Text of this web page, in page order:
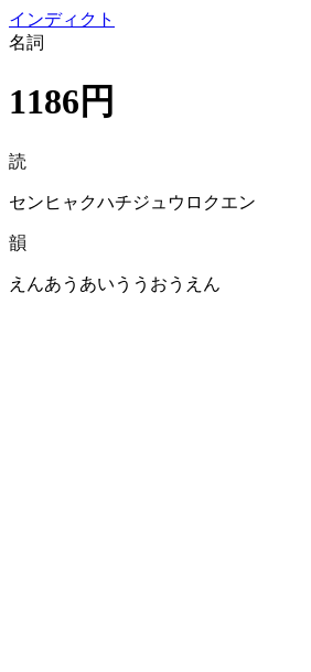
インディクト
名詞
1186円
読
センヒャクハチジュウロクエン
韻
えんあうあいううおうえん